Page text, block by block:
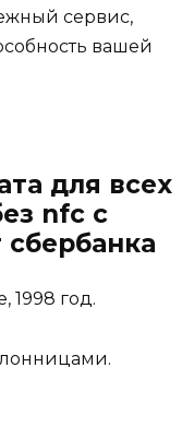
сервис,
вашей
для всех
nfc с
1998 год.